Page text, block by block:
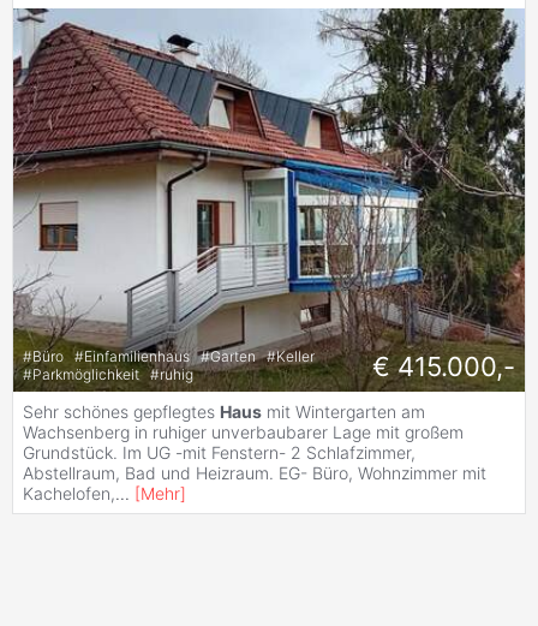
#Büro #Einfamilienhaus #Garten #Keller
#Parkmöglichkeit #ruhig € 415.000,-
Sehr schönes gepflegtes Haus mit Wintergarten am
Wachsenberg in ruhiger unverbaubarer Lage mit großem
Grundstück. Im UG -mit Fenstern- 2 Schlafzimmer,
Abstellraum, Bad und Heizraum. EG- Büro, Wohnzimmer mit
Kachelofen,... [Mehr]